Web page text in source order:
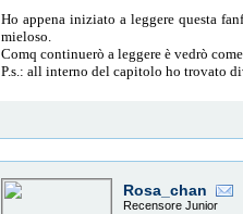
Ho appena iniziato a leggere questa
mieloso.
Comq continuerò a leggere è vedrò
P.s.: all interno del capitolo ho trovato
Rosa_chan
Recensore Junior